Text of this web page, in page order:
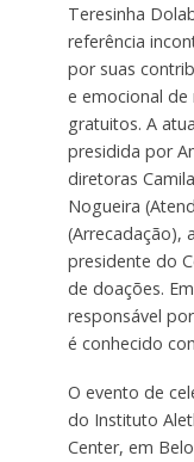
Teresinha
referência
por suas
e emocional de
gratuitos. A
presidida por
diretoras
Nogueira
(Arrecadação),
presidente do
de doações.
responsável
é conhecido
O evento de
do Instituto
Center, em